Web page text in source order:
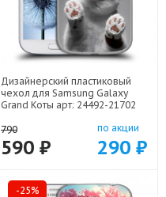
Дизайнерский пластиковый
чехол для Samsung Galaxy
Grand Коты арт: 24492-21702
790
590 ₽
по акции
290 ₽
-25%